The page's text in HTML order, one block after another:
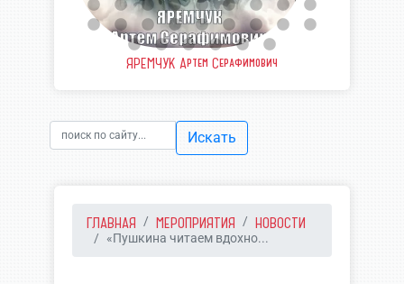
ЯРЕМЧУК Артем Серафимович
Искать
ГЛАВНАЯ МЕРОПРИЯТИЯ НОВОСТИ
«Пушкина читаем вдохно...